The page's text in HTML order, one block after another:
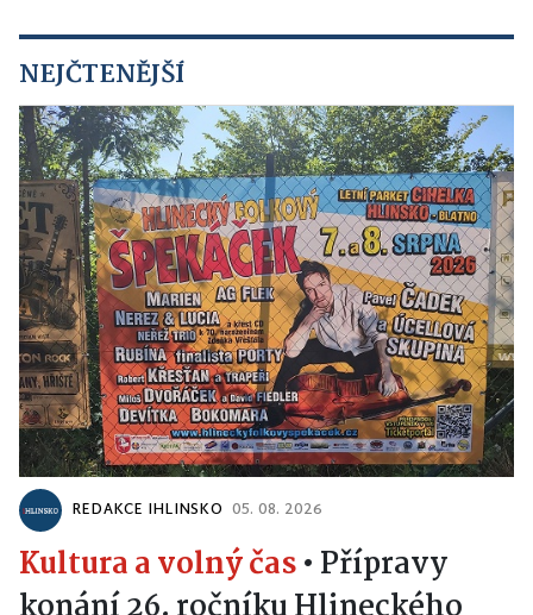
NEJČTENĚJŠÍ
REDAKCE IHLINSKO 05. 08. 2026
Kultura a volný čas• Přípravy